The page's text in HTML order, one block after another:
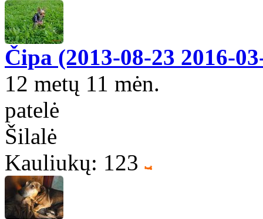
Čipa (2013-08-23 2016-
12 metų 11 mėn.
patelė
Šilalė
Kauliukų: 123